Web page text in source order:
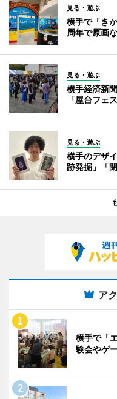
見る・遊ぶ
横手で「き
周年で原画
見る・遊ぶ
横手経済新
「屋台フェス
見る・遊ぶ
横手のデザ
跡発掘」「
ア
横手で「
験会やゲ